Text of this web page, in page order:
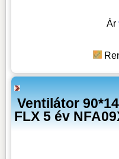
Ár
Ventilátor
FLX 5 év